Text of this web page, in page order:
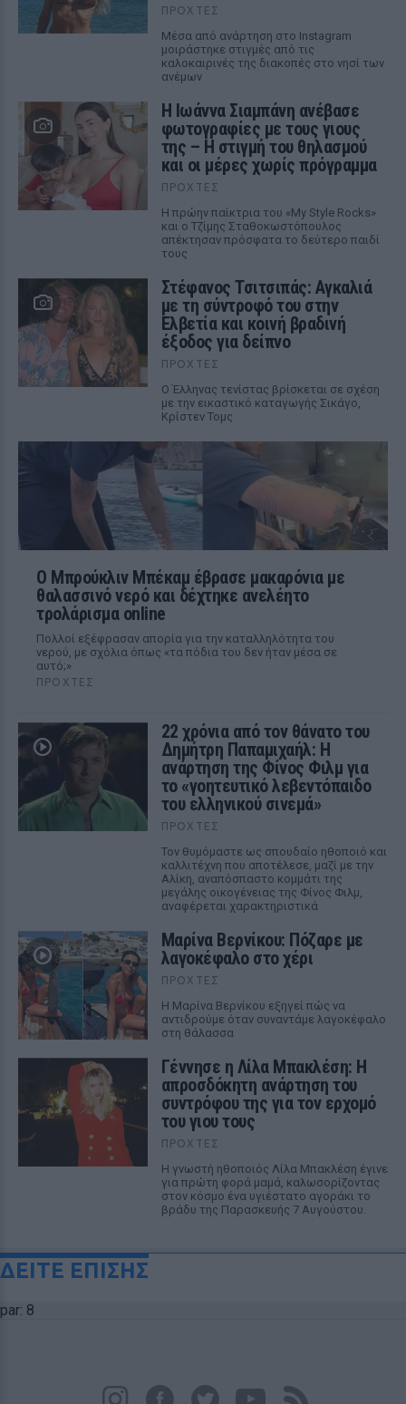
ΠΡΟΧΤΈΣ
Μέσα από ανάρτηση στο Instagram
μοιράστηκε στιγμές από τις
καλοκαιρινές της διακοπές στο νησί των
ανέμων
H Ιωάννα Σιαμπάνη ανέβασε
φωτογραφίες με τους γιους
της – Η στιγμή του θηλασμού
και οι μέρες χωρίς πρόγραμμα
ΠΡΟΧΤΈΣ
Η πρώην παίκτρια του «My Style Rocks»
και ο Τζίμης Σταθοκωστόπουλος
απέκτησαν πρόσφατα το δεύτερο παιδί
τους
Στέφανος Τσιτσιπάς: Αγκαλιά
με τη σύντροφό του στην
Ελβετία και κοινή βραδινή
έξοδος για δείπνο
ΠΡΟΧΤΈΣ
Ο Έλληνας τενίστας βρίσκεται σε σχέση
με την εικαστικό καταγωγής Σικάγο,
Κρίστεν Τομς
Ο Μπρούκλιν Μπέκαμ έβρασε μακαρόνια με
θαλασσινό νερό και δέχτηκε ανελέητο
τρολάρισμα online
Πολλοί εξέφρασαν απορία για την καταλληλότητα του
νερού, με σχόλια όπως «τα πόδια του δεν ήταν μέσα σε
αυτό;»
ΠΡΟΧΤΈΣ
22 χρόνια από τον θάνατο του
Δημήτρη Παπαμιχαήλ: Η
ανάρτηση της Φίνος Φιλμ για
το «γοητευτικό λεβεντόπαιδο
του ελληνικού σινεμά»
ΠΡΟΧΤΈΣ
Τον θυμόμαστε ως σπουδαίο ηθοποιό και
καλλιτέχνη που αποτέλεσε, μαζί με την
Αλίκη, αναπόσπαστο κομμάτι της
μεγάλης οικογένειας της Φίνος Φιλμ,
αναφέρεται χαρακτηριστικά
Μαρίνα Βερνίκου: Πόζαρε με
λαγοκέφαλο στο χέρι
ΠΡΟΧΤΈΣ
Η Μαρίνα Βερνίκου εξηγεί πώς να
αντιδρούμε όταν συναντάμε λαγοκέφαλο
στη θάλασσα
Γέννησε η Λίλα Μπακλέση: Η
απροσδόκητη ανάρτηση του
συντρόφου της για τον ερχομό
του γιου τους
ΠΡΟΧΤΈΣ
Η γνωστή ηθοποιός Λίλα Μπακλέση έγινε
για πρώτη φορά μαμά, καλωσορίζοντας
στον κόσμο ένα υγιέστατο αγοράκι το
βράδυ της Παρασκευής 7 Αυγούστου.
ΔΕΙΤΕ ΕΠΙΣΗΣ
par: 8